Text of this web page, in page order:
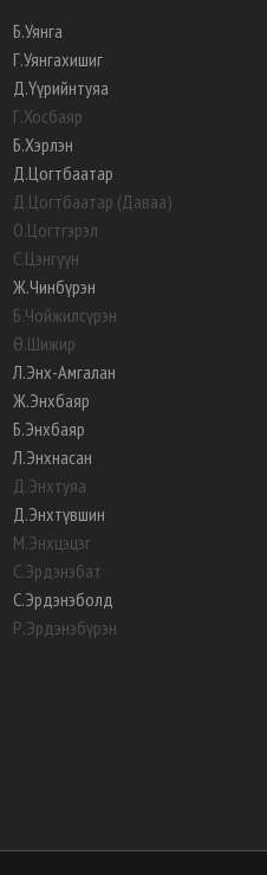
Б.Уянга
Г.Уянгахишиг
Д.Үүрийнтуяа
Г.Хосбаяр
Б.Хэрлэн
Д.Цогтбаатар
Д.Цогтбаатар (Даваа)
О.Цогтгэрэл
С.Цэнгүүн
Ж.Чинбүрэн
Б.Чойжилсүрэн
Ө.Шижир
Л.Энх-Амгалан
Ж.Энхбаяр
Б.Энхбаяр
Л.Энхнасан
Д.Энхтуяа
Д.Энхтүвшин
М.Энхцэцэг
С.Эрдэнэбат
С.Эрдэнэболд
Р.Эрдэнэбүрэн